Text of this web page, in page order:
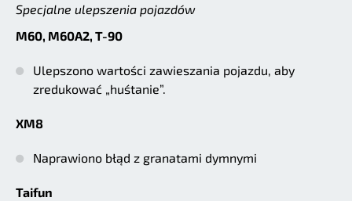
Specjalne ulepszenia pojazdów
M60, M60A2, T-90
Ulepszono wartości zawieszania pojazdu, aby
zredukować „huśtanie”.
XM8
Naprawiono błąd z granatami dymnymi
Taifun